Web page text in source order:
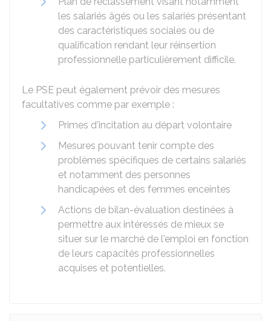
les salariés âgés ou les salariés présentant
des caractéristiques sociales ou de
qualification rendant leur réinsertion
professionnelle particulièrement difficile.
Le PSE peut également prévoir des mesures
facultatives comme par exemple :
Primes d'incitation au départ volontaire
Mesures pouvant tenir compte des
problèmes spécifiques de certains salariés
et notamment des personnes
handicapées et des femmes enceintes
Actions de bilan-évaluation destinées à
permettre aux intéressés de mieux se
situer sur le marché de l'emploi en fonction
de leurs capacités professionnelles
acquises et potentielles.